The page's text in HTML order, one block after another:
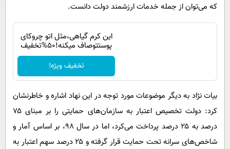
که می‌توان از جمله خدمات ارزشمند دولت دانست.
این کرم گیاهی،مثل اتو چروکای
پوستتوصاف میکنه!50%تخفیف
تخفیف ویژه!
بیات نژاد به دیگر موضوعات مورد توجه در این نهاد اشاره و خاطرنشان
کرد: دولت تخصیص اعتبار به سازمان‌های حمایتی را بر مبنای ۷۵
درصد به ۲۵ درصد پرداخت ‌می‌کرد، اما در سال ۹۸، بر اساس آمار و
شاخص‌های سرانه تحت حمایت قرار گرفته و ۲۵ درصد سهم اعتبار به